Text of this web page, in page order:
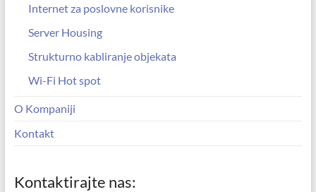
Internet za poslovne korisnike
Server Housing
Strukturno kabliranje objekata
Wi-Fi Hot spot
O Kompaniji
Kontakt
Kontaktirajte nas: